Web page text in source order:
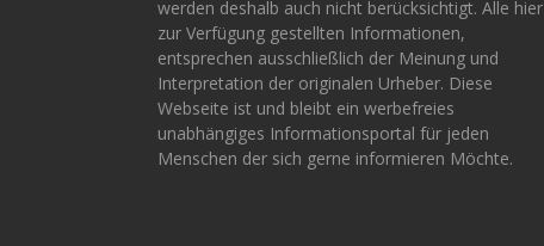
werden deshalb auch nicht berücksichtigt. Alle hier
zur Verfügung gestellten Informationen,
entsprechen ausschließlich der Meinung und
Interpretation der originalen Urheber. Diese
Webseite ist und bleibt ein werbefreies
unabhängiges Informationsportal für jeden
Menschen der sich gerne informieren Möchte.